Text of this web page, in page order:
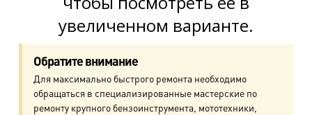
пр. Ветеранов, д.9
м. Ул. Дыбенко
м. Комендантский пр.
пр. Авиаконструкторов, д.4
увеличенном варианте.
Обратите внимание
Для максимально быстрого ремонта необходимо
обращаться в специализированные мастерские по
ремонту крупного бензоинструмента, мототехники,